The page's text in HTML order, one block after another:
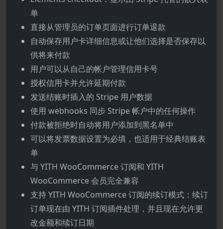
单
直接从管理员的订单页面进行订单退款
自动保存用户卡详细信息或让他们选择是否保存以
供将来付款
用户可以从自己的帐户管理信用卡号
授权信用卡并允许延期付款
发送结账时插入的 Stripe 用户数据
使用 webhooks 同步 Stripe 帐户中的任何操作
付款被拒绝时自动将用户添加到黑名单中
可以将发票数据设置为必填，也适用于经典结账表
单
与 YITH WooCommerce 订阅和 YITH
WooCommerce 会员完全兼容
支持 YITH WooCommerce 订阅的续订模式：续订
订单现在由 YITH 订阅插件处理，并且现在允许更
改金额和续订日期